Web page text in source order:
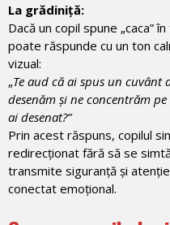
La grădiniță:
Dacă un copil spune „caca”
poate răspunde cu un ton
vizual:
„Te aud că ai spus un
desenăm și ne concentrăm
ai desenat?”
Prin acest răspuns, copilul
redirecționat fără să se
transmite siguranță și
conectat emoțional.